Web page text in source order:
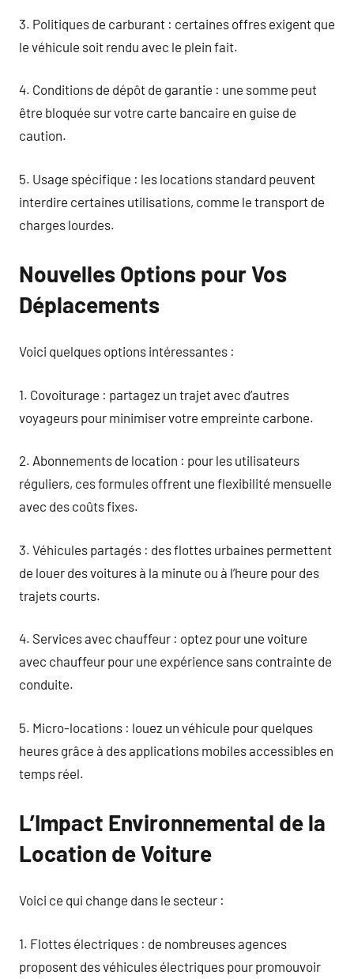
3. Politiques de carburant : certaines offres exigent que
le véhicule soit rendu avec le plein fait.
4. Conditions de dépôt de garantie : une somme peut
être bloquée sur votre carte bancaire en guise de
caution.
5. Usage spécifique : les locations standard peuvent
interdire certaines utilisations, comme le transport de
charges lourdes.
Nouvelles Options pour Vos
Déplacements
Voici quelques options intéressantes :
1. Covoiturage : partagez un trajet avec d’autres
voyageurs pour minimiser votre empreinte carbone.
2. Abonnements de location : pour les utilisateurs
réguliers, ces formules offrent une flexibilité mensuelle
avec des coûts fixes.
3. Véhicules partagés : des flottes urbaines permettent
de louer des voitures à la minute ou à l’heure pour des
trajets courts.
4. Services avec chauffeur : optez pour une voiture
avec chauffeur pour une expérience sans contrainte de
conduite.
5. Micro-locations : louez un véhicule pour quelques
heures grâce à des applications mobiles accessibles en
temps réel.
L’Impact Environnemental de la
Location de Voiture
Voici ce qui change dans le secteur :
1. Flottes électriques : de nombreuses agences
proposent des véhicules électriques pour promouvoir